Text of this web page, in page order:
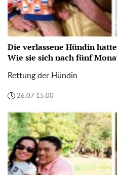
Die verlassene Hündin
Wie sie sich nach fünf
Rettung der Hündin
26.07 15:00